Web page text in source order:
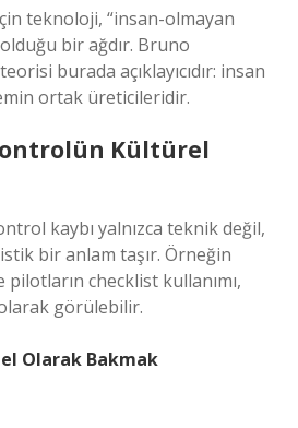
teknoloji, “insan-olmayan
bir ağdır. Bruno
burada açıklayıcıdır: insan
ortak üreticileridir.
Kültürel
kaybı yalnızca teknik değil,
bir anlam taşır. Örneğin
pilotların checklist kullanımı,
görülebilir.
Olarak Bakmak